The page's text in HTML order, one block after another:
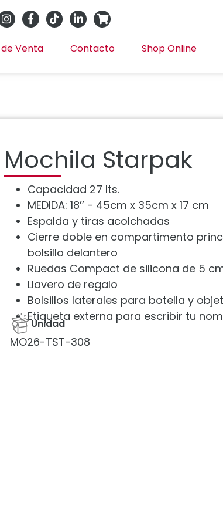
Venta Contacto Shop Online
Mochila Starpak
Capacidad 27 lts.
MEDIDA: 18’’ - 45cm x 35cm x 17 cm
Espalda y tiras acolchadas
Cierre doble en compartimento
bolsillo delantero
Ruedas Compact de silicona de 5
Llavero de regalo
Bolsillos laterales para botella y
Etiqueta externa para escribir tu
Unidad
MO26-TST-308